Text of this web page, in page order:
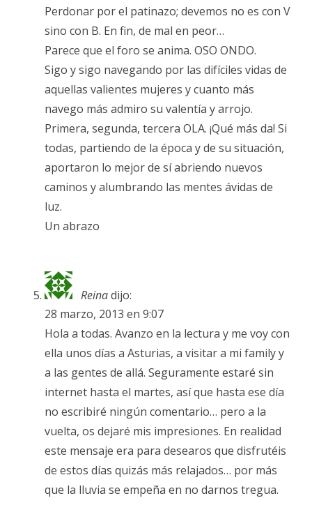
Perdonar por el patinazo; devemos no es con V
sino con B. En fin, de mal en peor…
Parece que el foro se anima. OSO ONDO.
Sigo y sigo navegando por las difíciles vidas de
aquellas valientes mujeres y cuanto más
navego más admiro su valentía y arrojo.
Primera, segunda, tercera OLA. ¡Qué más da! Si
todas, partiendo de la época y de su situación,
aportaron lo mejor de sí abriendo nuevos
caminos y alumbrando las mentes ávidas de
luz.
Un abrazo
Reinadijo:
28 marzo, 2013 en 9:07
Hola a todas. Avanzo en la lectura y me voy con
ella unos días a Asturias, a visitar a mi family y
a las gentes de allá. Seguramente estaré sin
internet hasta el martes, así que hasta ese día
no escribiré ningún comentario… pero a la
vuelta, os dejaré mis impresiones. En realidad
este mensaje era para desearos que disfrutéis
de estos días quizás más relajados… por más
que la lluvia se empeña en no darnos tregua.